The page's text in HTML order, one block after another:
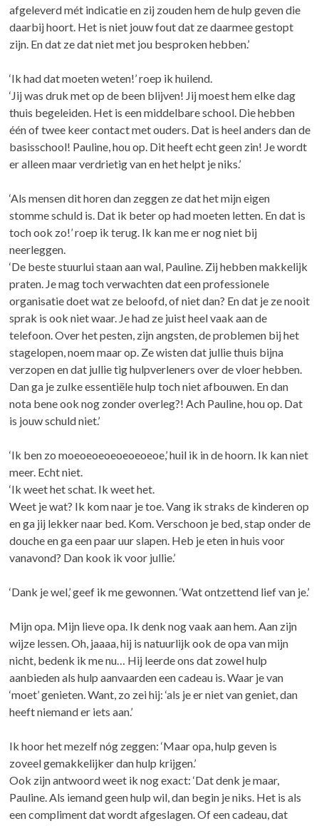
afgeleverd mét indicatie en zij zouden hem de hulp geven die
daarbij hoort. Het is niet jouw fout dat ze daarmee gestopt
zijn. En dat ze dat niet met jou besproken hebben.’
‘Ik had dat moeten weten!’ roep ik huilend.
‘Jij was druk met op de been blijven! Jij moest hem elke dag
thuis begeleiden. Het is een middelbare school. Die hebben
één of twee keer contact met ouders. Dat is heel anders dan de
basisschool! Pauline, hou op. Dit heeft echt geen zin! Je wordt
er alleen maar verdrietig van en het helpt je niks.’
‘Als mensen dit horen dan zeggen ze dat het mijn eigen
stomme schuld is. Dat ik beter op had moeten letten. En dat is
toch ook zo!’ roep ik terug. Ik kan me er nog niet bij
neerleggen.
‘De beste stuurlui staan aan wal, Pauline. Zij hebben makkelijk
praten. Je mag toch verwachten dat een professionele
organisatie doet wat ze beloofd, of niet dan? En dat je ze nooit
sprak is ook niet waar. Je had ze juist heel vaak aan de
telefoon. Over het pesten, zijn angsten, de problemen bij het
stagelopen, noem maar op. Ze wisten dat jullie thuis bijna
verzopen en dat jullie tig hulpverleners over de vloer hebben.
Dan ga je zulke essentiële hulp toch niet afbouwen. En dan
nota bene ook nog zonder overleg?! Ach Pauline, hou op. Dat
is jouw schuld niet.’
‘Ik ben zo moeoeoeoeoeoeoeoe,’ huil ik in de hoorn. Ik kan niet
meer. Echt niet.
‘Ik weet het schat. Ik weet het.
Weet je wat? Ik kom naar je toe. Vang ik straks de kinderen op
en ga jij lekker naar bed. Kom. Verschoon je bed, stap onder de
douche en ga een paar uur slapen. Heb je eten in huis voor
vanavond? Dan kook ik voor jullie.’
‘Dank je wel,’ geef ik me gewonnen. ‘Wat ontzettend lief van je.’
Mijn opa. Mijn lieve opa. Ik denk nog vaak aan hem. Aan zijn
wijze lessen. Oh, jaaaa, hij is natuurlijk ook de opa van mijn
nicht, bedenk ik me nu… Hij leerde ons dat zowel hulp
aanbieden als hulp aanvaarden een cadeau is. Waar je van
‘moet’ genieten. Want, zo zei hij: ‘als je er niet van geniet, dan
heeft niemand er iets aan.’
Ik hoor het mezelf nóg zeggen: ‘Maar opa, hulp geven is
zoveel gemakkelijker dan hulp krijgen.’
Ook zijn antwoord weet ik nog exact: ‘Dat denk je maar,
Pauline. Als iemand geen hulp wil, dan begin je niks. Het is als
een compliment dat wordt afgeslagen. Of een cadeau, dat